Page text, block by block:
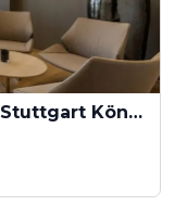
Collection Business Center Stuttgart Königstrasse Tagesbüro